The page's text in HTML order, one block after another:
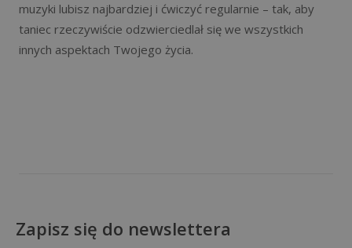
muzyki lubisz najbardziej i ćwiczyć regularnie – tak, aby
taniec rzeczywiście odzwierciedlał się we wszystkich
innych aspektach Twojego życia.
Zapisz się do newslettera